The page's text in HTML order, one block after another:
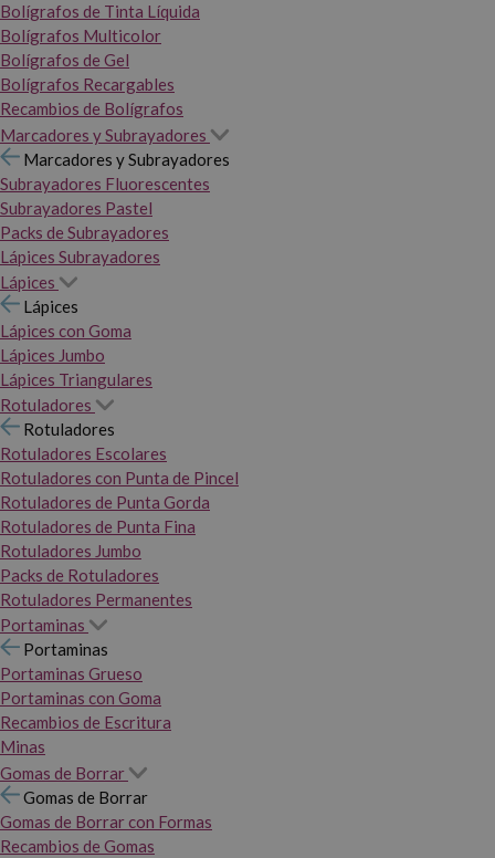
Bolígrafos de Tinta Líquida
Bolígrafos Multicolor
Bolígrafos de Gel
Bolígrafos Recargables
Recambios de Bolígrafos
Marcadores y Subrayadores
Marcadores y Subrayadores
Subrayadores Fluorescentes
Subrayadores Pastel
Packs de Subrayadores
Lápices Subrayadores
Lápices
Lápices
Lápices con Goma
Lápices Jumbo
Lápices Triangulares
Rotuladores
Rotuladores
Rotuladores Escolares
Rotuladores con Punta de Pincel
Rotuladores de Punta Gorda
Rotuladores de Punta Fina
Rotuladores Jumbo
Packs de Rotuladores
Rotuladores Permanentes
Portaminas
Portaminas
Portaminas Grueso
Portaminas con Goma
Recambios de Escritura
Minas
Gomas de Borrar
Gomas de Borrar
Gomas de Borrar con Formas
Recambios de Gomas